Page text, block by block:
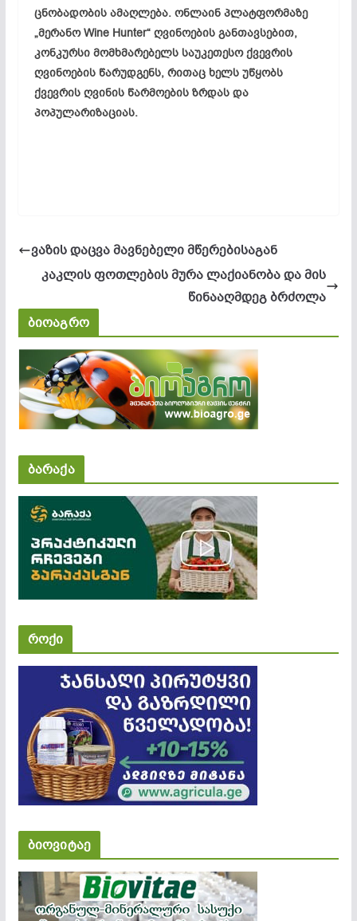
ცნობადობის ამაღლება. ონლაინ პლატფორმაზე
„მერანო Wine Hunter“ ღვინოების განთავსებით,
კონკურსი მომხმარებელს საუკეთესო ქვევრის
ღვინოების წარუდგენს, რითაც ხელს უწყობს
ქვევრის ღვინის წარმოების ზრდას და
პოპულარიზაციას.
ვაზის დაცვა მავნებელი მწერებისაგან
კაკლის ფოთლების მურა ლაქიანობა და მის
წინააღმდეგ ბრძოლა
ბიოაგრო
ბარაქა
როქი
ბიოვიტაე